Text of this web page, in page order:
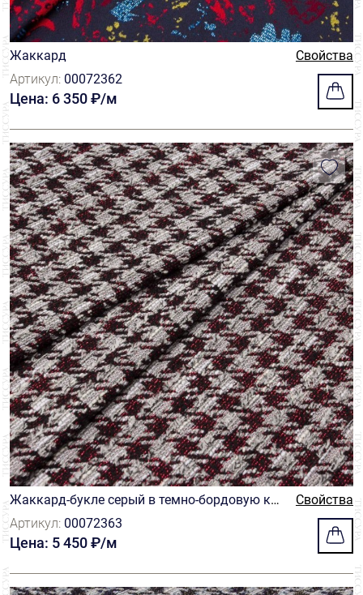
Жаккард
Свойства
Артикул: 00072362
Цена: 6 350 ₽/м
Жаккард-букле серый в темно-бордовую кл
етку гусиная лапка
Свойства
Артикул: 00072363
Цена: 5 450 ₽/м